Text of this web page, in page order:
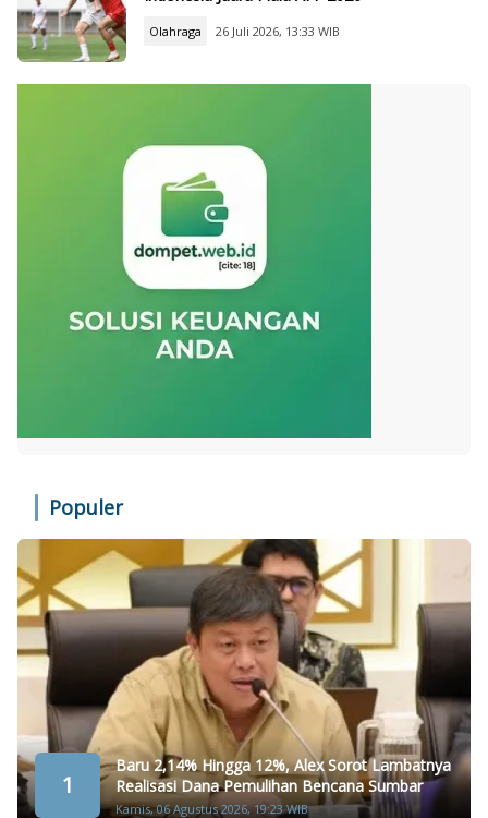
Olahraga 26 Juli 2026, 13:33 WIB
Populer
1
Baru 2,14% Hingga 12%, Alex Sorot Lambatnya
Realisasi Dana Pemulihan Bencana Sumbar
Kamis, 06 Agustus 2026, 19:23 WIB